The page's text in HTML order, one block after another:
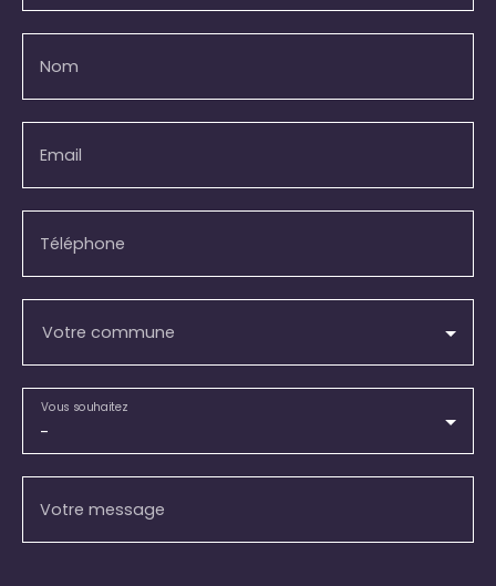
Nom
Email
Téléphone
Votre commune
-
Vous souhaitez
Votre message